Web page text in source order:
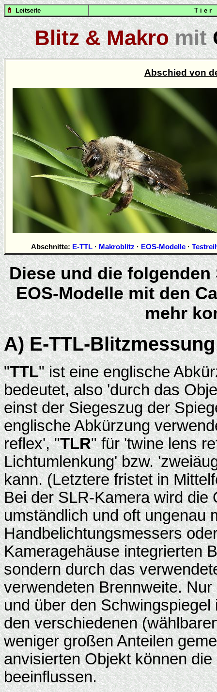
Leitseite T i e r
Blitz & Makromit
Abschied von
Abschnitte: E-TTL · Makroblitz · EOS-Modelle ·
Diese und die
EOS-Modelle mit den
mehr
A) E-TTL-Blitzmessung
"TTL" ist eine englische
bedeutet, also 'durch das
einst der Siegeszug der
englische Abkürzung
reflex', "TLR" für 'twine lens
Lichtumlenkung' bzw.
kann. (Letztere fristet in
Bei der SLR-Kamera wird die
umständlich und oft ungenau
Handbelichtungsmessers
Kameragehäuse integrierten
sondern durch das
verwendeten Brennweite.
und über den
den verschiedenen
weniger großen Anteilen
anvisierten Objekt können
beeinflussen.